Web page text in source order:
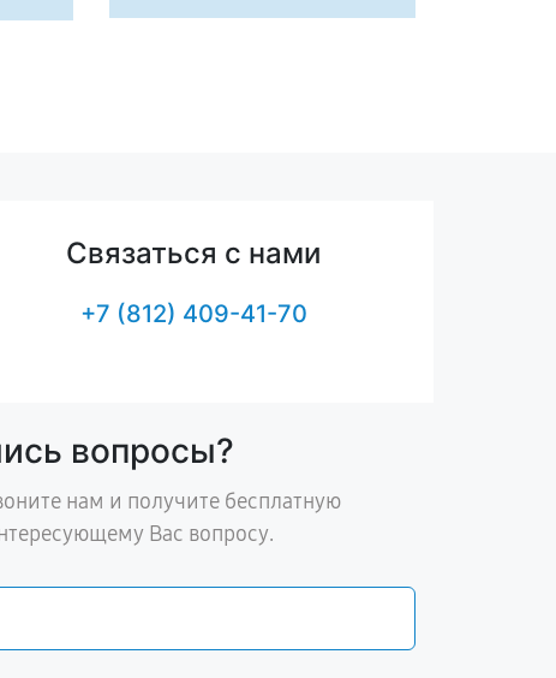
Связаться с нами
+7 (812) 409-41-70
вопросы?
нам и получите бесплатную
Вас вопросу.